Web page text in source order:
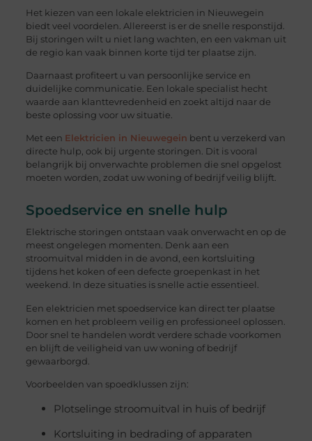
Het kiezen van een lokale elektricien in Nieuwegein
biedt veel voordelen. Allereerst is er de snelle responstijd.
Bij storingen wilt u niet lang wachten, en een vakman uit
de regio kan vaak binnen korte tijd ter plaatse zijn.
Daarnaast profiteert u van persoonlijke service en
duidelijke communicatie. Een lokale specialist hecht
waarde aan klanttevredenheid en zoekt altijd naar de
beste oplossing voor uw situatie.
Met een Elektricien in Nieuwegein bent u verzekerd van
directe hulp, ook bij urgente storingen. Dit is vooral
belangrijk bij onverwachte problemen die snel opgelost
moeten worden, zodat uw woning of bedrijf veilig blijft.
Spoedservice en snelle hulp
Elektrische storingen ontstaan vaak onverwacht en op de
meest ongelegen momenten. Denk aan een
stroomuitval midden in de avond, een kortsluiting
tijdens het koken of een defecte groepenkast in het
weekend. In deze situaties is snelle actie essentieel.
Een elektricien met spoedservice kan direct ter plaatse
komen en het probleem veilig en professioneel oplossen.
Door snel te handelen wordt verdere schade voorkomen
en blijft de veiligheid van uw woning of bedrijf
gewaarborgd.
Voorbeelden van spoedklussen zijn:
Plotselinge stroomuitval in huis of bedrijf
Kortsluiting in bedrading of apparaten